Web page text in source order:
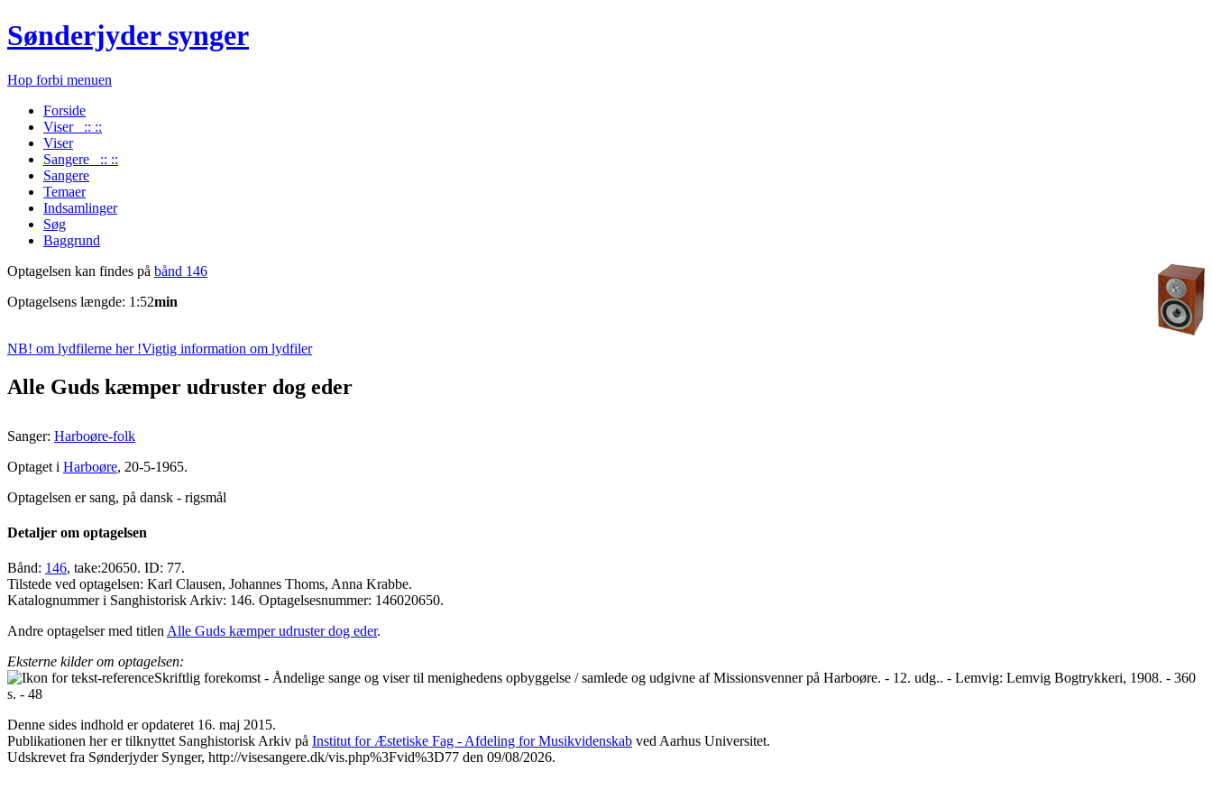
Sønderjyder synger
Hop forbi menuen
Forside
Viser :: ::
Viser
Sangere :: ::
Sangere
Temaer
Indsamlinger
Søg
Baggrund
Optagelsen kan findes på bånd 146
Optagelsens længde: 1:52min
NB! om lydfilerne her !Vigtig information om lydfiler
Alle Guds kæmper udruster dog eder
Sanger: Harboøre-folk
Optaget i Harboøre, 20-5-1965.
Optagelsen er sang, på dansk - rigsmål
Detaljer om optagelsen
Bånd: 146, take:20650. ID: 77.
Tilstede ved optagelsen: Karl Clausen, Johannes Thoms, Anna Krabbe.
Katalognummer i Sanghistorisk Arkiv: 146. Optagelsesnummer: 146020650.
Andre optagelser med titlen Alle Guds kæmper udruster dog eder.
Eksterne kilder om optagelsen:
Skriftlig forekomst - Åndelige sange og viser til menighedens opbyggelse / samlede og udgivne af Missionsvenner på Harboøre. - 12. udg.. - Lemvig: Lemvig Bogtrykkeri, 1908. - 360
s. - 48
Denne sides indhold er opdateret 16. maj 2015.
Publikationen her er tilknyttet Sanghistorisk Arkiv på Institut for Æstetiske Fag - Afdeling for Musikvidenskab ved Aarhus Universitet.
Udskrevet fra Sønderjyder Synger, http://visesangere.dk/vis.php%3Fvid%3D77 den 09/08/2026.